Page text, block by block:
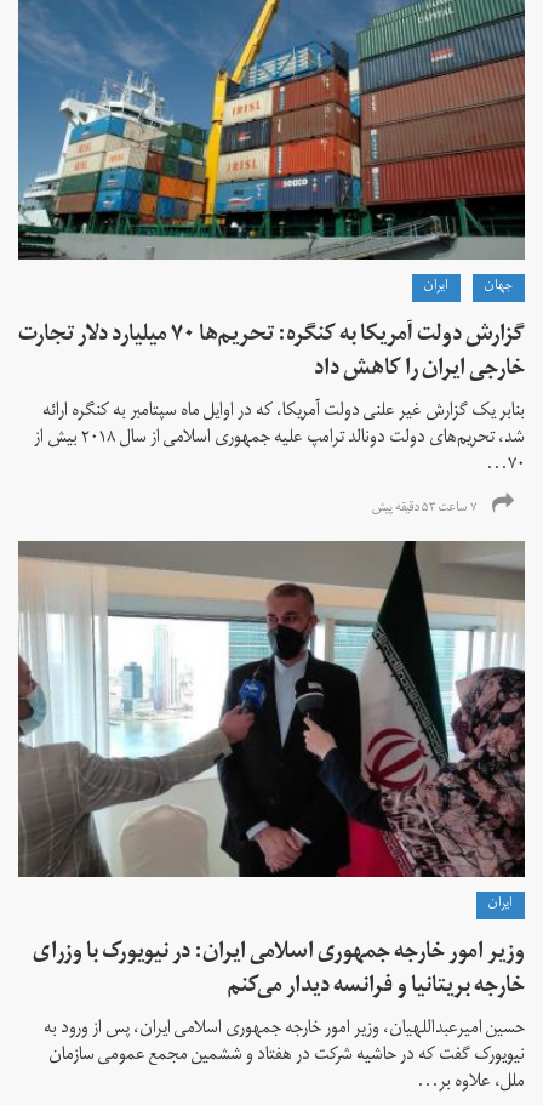
جهان ايران
گزارش دولت آمریکا به کنگره: تحریم‌ها ۷۰ میلیارد دلار تجارت
خارجی ایران را کاهش داد
بنابر یک گزارش غیر علنی دولت آمریکا، که در اوایل ماه سپتامبر به کنگره ارائه
شد، تحریم‌های دولت دونالد ترامپ علیه جمهوری اسلامی از سال ۲۰۱۸ بیش از
۷۰...
۷ ساعت ۵۳ دقیقه پیش
ايران
وزیر امور خارجه جمهوری اسلامی ایران: در نیویورک با وزرای
خارجه بریتانیا و فرانسه دیدار می‌کنم
حسین امیرعبداللهیان، وزیر امور خارجه جمهوری اسلامی ایران، پس از ورود به
نیویورک گفت که در حاشیه شرکت در هفتاد و ششمین مجمع عمومی سازمان
ملل، علاوه بر...